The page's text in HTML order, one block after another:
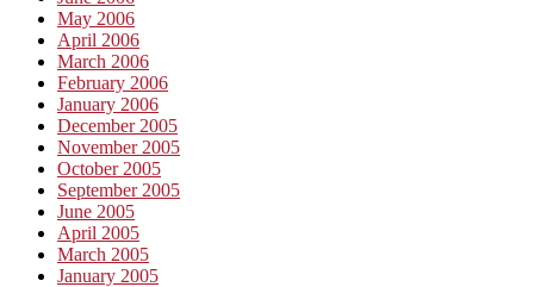
May 2006
April 2006
March 2006
February 2006
January 2006
December 2005
November 2005
October 2005
September 2005
June 2005
April 2005
March 2005
January 2005